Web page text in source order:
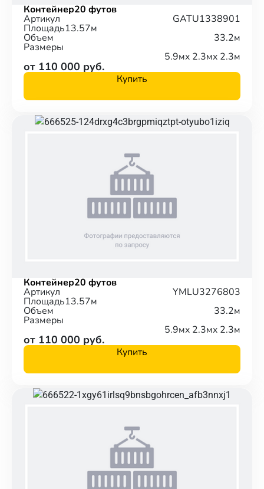
Контейнер20 футов
Артикул GATU1338901
Площадь13.57м
Объем 33.2м
Размеры
5.9мx 2.3мx 2.3м
от 110 000 руб.
Купить
Контейнер20 футов
Артикул YMLU3276803
Площадь13.57м
Объем 33.2м
Размеры
5.9мx 2.3мx 2.3м
от 110 000 руб.
Купить